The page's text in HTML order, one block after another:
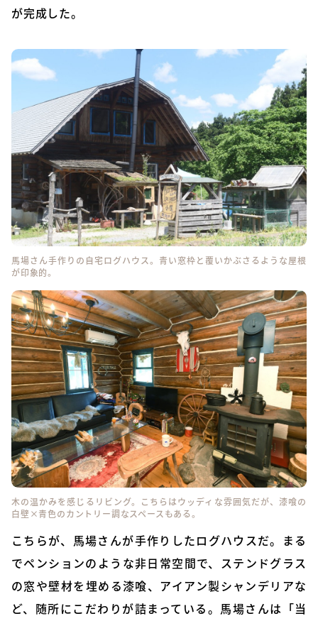
が完成した。
馬場さん手作りの自宅ログハウス。青い窓枠と覆いかぶさるような屋根
が印象的。
木の温かみを感じるリビング。こちらはウッディな雰囲気だが、漆喰の
白壁×青色のカントリー調なスペースもある。
こちらが、馬場さんが手作りしたログハウスだ。まる
でペンションのような非日常空間で、ステンドグラス
の窓や壁材を埋める漆喰、アイアン製シャンデリアな
ど、随所にこだわりが詰まっている。馬場さんは「当